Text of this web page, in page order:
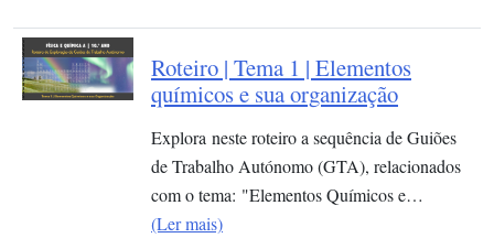
Roteiro | Tema 1 | Elementos
químicos e sua organização​
Explora neste roteiro a sequência de Guiões
de Trabalho Autónomo (GTA), relacionados
com o tema: "Elementos Químicos e…
(Ler mais)